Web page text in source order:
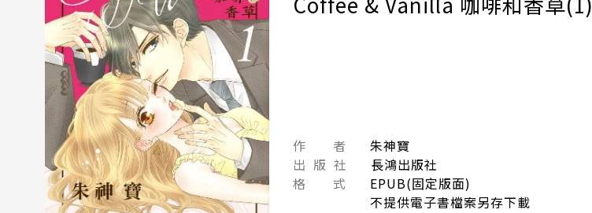
作 者
朱神寶
出 版 社
長鴻出版社
格 式
EPUB(固定版面)
不提供電子書檔案另存下載